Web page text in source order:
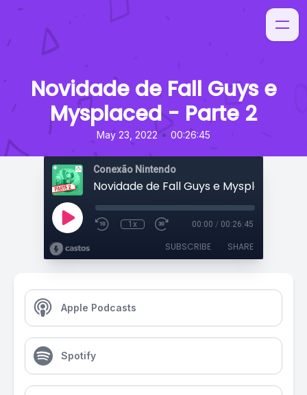
Novidade de Fall Guys e
Mysplaced - Parte 2
May 23, 2022 • 00:26:45
Conexão Nintendo
1x 00:00 / 00:26:45
SUBSCRIBE SHARE
Apple Podcasts
Spotify